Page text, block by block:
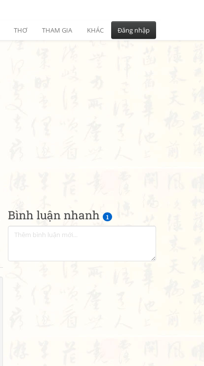
THƠ THAM GIA KHÁC Đăng nhập
Bình luận nhanh 1